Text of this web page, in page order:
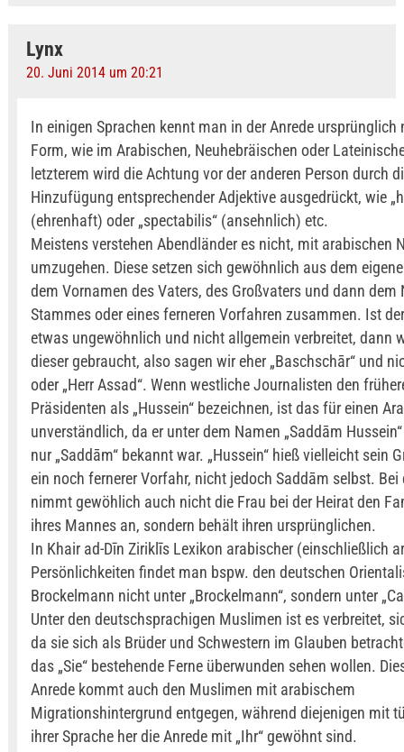
Lynx
20. Juni 2014 um 20:21
In einigen Sprachen kennt man in der Anrede ursprünglich
Form, wie im Arabischen, Neuhebräischen oder
letzterem wird die Achtung vor der anderen Person durch
Hinzufügung entsprechender Adjektive ausgedrückt, wie
(ehrenhaft) oder „spectabilis“ (ansehnlich) etc.
Meistens verstehen Abendländer es nicht, mit arabischen
umzugehen. Diese setzen sich gewöhnlich aus dem
dem Vornamen des Vaters, des Großvaters und dann dem
Stammes oder eines ferneren Vorfahren zusammen. Ist
etwas ungewöhnlich und nicht allgemein verbreitet, dann
dieser gebraucht, also sagen wir eher „Baschschār“ und
oder „Herr Assad“. Wenn westliche Journalisten den
Präsidenten als „Hussein“ bezeichnen, ist das für einen
unverständlich, da er unter dem Namen „Saddām
nur „Saddām“ bekannt war. „Hussein“ hieß vielleicht sein
ein noch fernerer Vorfahr, nicht jedoch Saddām selbst. Bei
nimmt gewöhlich auch nicht die Frau bei der Heirat den
ihres Mannes an, sondern behält ihren ursprünglichen.
In Khair ad-Dīn Ziriklīs Lexikon arabischer (einschließlich
Persönlichkeiten findet man bspw. den deutschen
Brockelmann nicht unter „Brockelmann“, sondern unter
Unter den deutschsprachigen Muslimen ist es verbreitet,
da sie sich als Brüder und Schwestern im Glauben
das „Sie“ bestehende Ferne überwunden sehen wollen.
Anrede kommt auch den Muslimen mit arabischem
Migrationshintergrund entgegen, während diejenigen mit
ihrer Sprache her die Anrede mit „Ihr“ gewöhnt sind.